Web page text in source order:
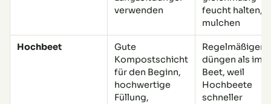
verwenden
feucht halten,
mulchen
Hochbeet
Gute
Kompostschicht
für den Beginn,
hochwertige
Füllung,
Regelmäßiger
düngen als im
Beet, weil
Hochbeete
schneller